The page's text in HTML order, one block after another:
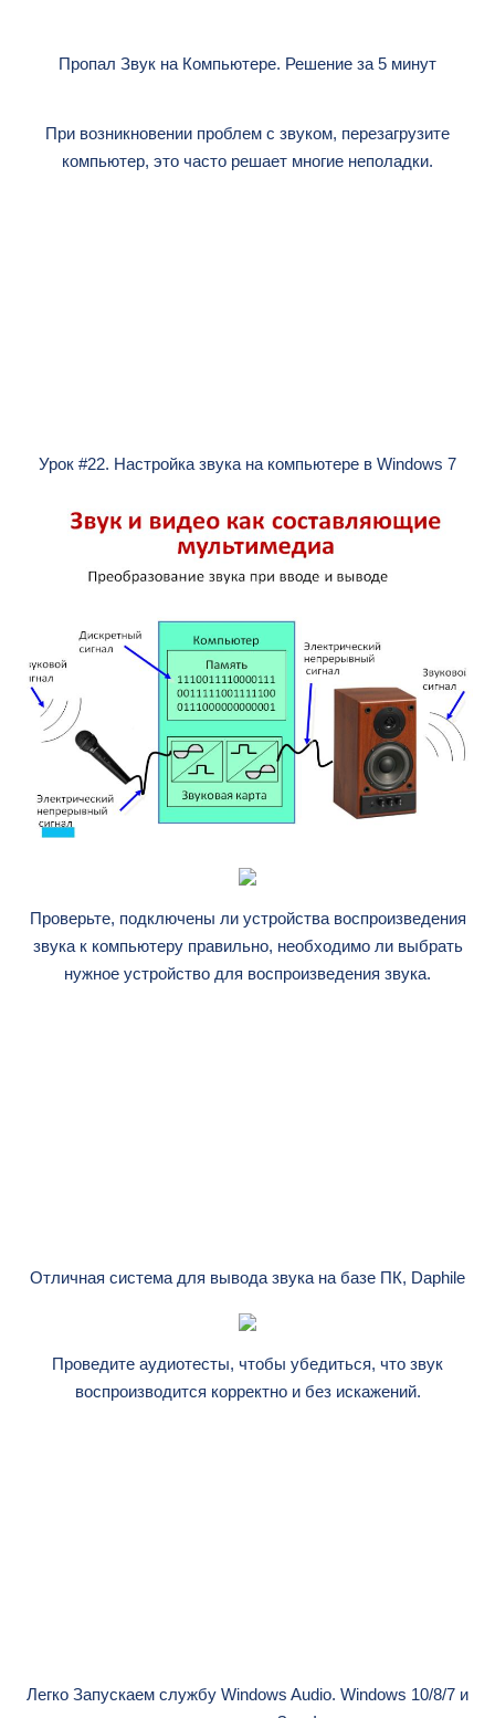
Пропал Звук на Компьютере. Решение за 5 минут
При возникновении проблем с звуком, перезагрузите
компьютер, это часто решает многие неполадки.
Урок #22. Настройка звука на компьютере в Windows 7
Проверьте, подключены ли устройства воспроизведения
звука к компьютеру правильно, необходимо ли выбрать
нужное устройство для воспроизведения звука.
Отличная система для вывода звука на базе ПК, Daphile
Проведите аудиотесты, чтобы убедиться, что звук
воспроизводится корректно и без искажений.
Легко Запускаем службу Windows Audio. Windows 10/8/7 и